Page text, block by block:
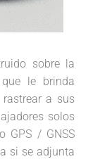
sobre la
le brinda
a sus
solos
GPS / GNSS
si se adjunta